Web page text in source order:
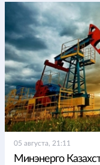
05 августа, 21:11
Минэнерго